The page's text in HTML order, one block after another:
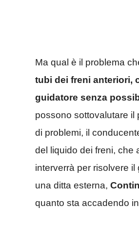
Ma qual è il problema
tubi dei freni anteriori,
guidatore senza
possono sottovalutare il
di problemi, il
del liquido dei freni, che
interverrà per risolvere
una ditta esterna,
quanto sta accadendo